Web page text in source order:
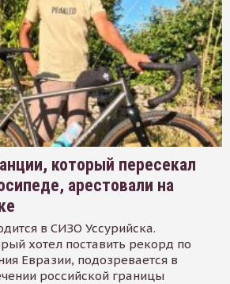
который пересекал
арестовали на
в СИЗО Уссурийска.
хотел поставить рекорд по
Евразии, подозревается в
российской границы